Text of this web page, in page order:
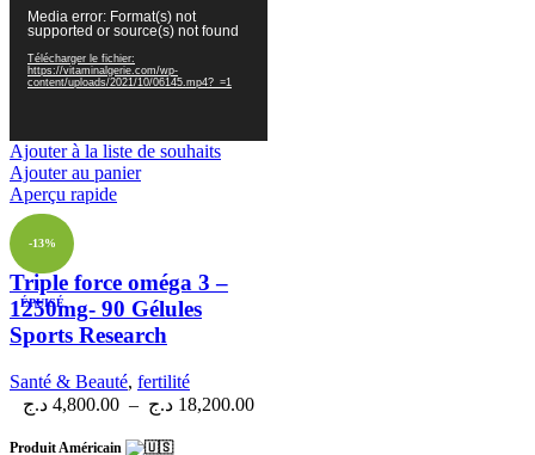
vidéoMedia error: Format(s) not
supported or source(s) not found
Télécharger le fichier:
https://vitaminalgerie.com/wp-
content/uploads/2021/10/06145.mp4?_=1
Ajouter à la liste de souhaits
Ajouter au panier
Aperçu rapide
-13%
ÉPUISÉ
Triple force oméga 3 –
1250mg- 90 Gélules
Sports Research
Santé & Beauté, fertilité
4,800.00 د.ج – 18,200.00 د.ج
Produit Américain